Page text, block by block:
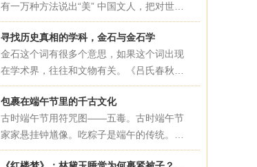
有一万种方法说出“美” 中国文人，把对世界
的善意和细心，用强大的文字驾驭能力，如
实展现在诗词歌赋之中。说文人“迂腐”“矫
情”的声音几千年不断，然而今日再看古人措
辞，不得不服。
寻找历史真相的学科，金石与金石学
金石这个词有很多个意思，如果这个词出现
在学术界，往往和文物有关。《吕氏春秋》
中说，“功绩铭于金石”。在这里，金是青铜
钟鼎器物的意思，石是丰碑的意思。金石就
是刻有文字的青铜器和石碑。上古时期，青
铜器上会有铭文出现，铭文的内容以历史大
事和家族荣耀为主。至于在石碑上镌刻功
包裹在端午节里的千古文化
古时端午节用符咒图——五毒。古时端午节
家家悬挂钟馗像。吃粽子是端午的传统。大
门上悬挂艾及菖蒲。“玉粽...